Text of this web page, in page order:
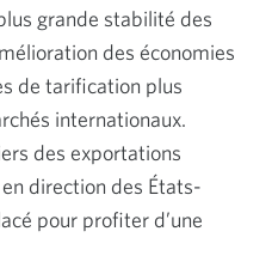
grande stabilité des
des économies
de tarification plus
internationaux.
des exportations
direction des États-
pour profiter d’une